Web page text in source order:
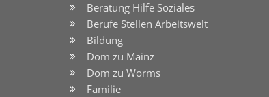
Beratung Hilfe Soziales
Berufe Stellen Arbeitswelt
Bildung
Dom zu Mainz
Dom zu Worms
Familie